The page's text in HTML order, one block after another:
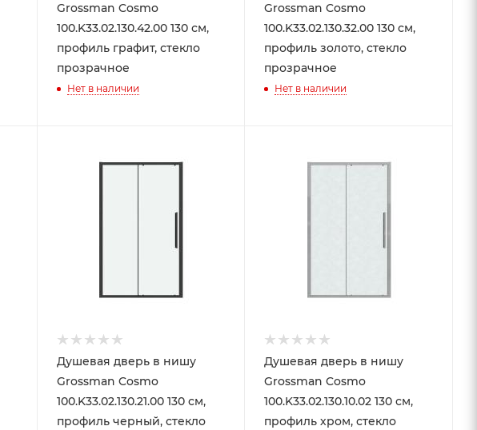
Grossman Cosmo
100.K33.02.130.42.00 130 см,
профиль графит, стекло
прозрачное
Нет в наличии
Grossman Cosmo
100.K33.02.130.32.00 130 см,
профиль золото, стекло
прозрачное
Нет в наличии
Душевая дверь в нишу
Grossman Cosmo
100.K33.02.130.21.00 130 см,
профиль черный, стекло
Душевая дверь в нишу
Grossman Cosmo
100.K33.02.130.10.02 130 см,
профиль хром, стекло